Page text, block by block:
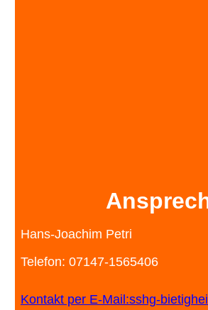
Hans-Joachim Petri
Telefon: 07147-1565406
Kontakt per E-Mail:sshg-